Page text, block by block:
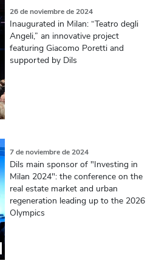
26 de noviembre de 2024
Inaugurated in Milan: “Teatro degli
Angeli,” an innovative project
featuring Giacomo Poretti and
supported by Dils
7 de noviembre de 2024
Dils main sponsor of "Investing in
Milan 2024": the conference on the
real estate market and urban
regeneration leading up to the 2026
Olympics